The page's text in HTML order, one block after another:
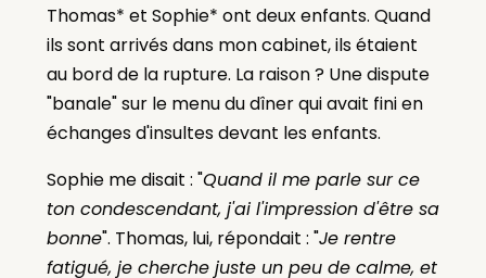
Thomas* et Sophie* ont deux enfants. Quand
ils sont arrivés dans mon cabinet, ils étaient
au bord de la rupture. La raison ? Une dispute
"banale" sur le menu du dîner qui avait fini en
échanges d'insultes devant les enfants.
Sophie me disait : "Quand il me parle sur ce
ton condescendant, j'ai l'impression d'être sa
bonne". Thomas, lui, répondait : "Je rentre
fatigué, je cherche juste un peu de calme, et